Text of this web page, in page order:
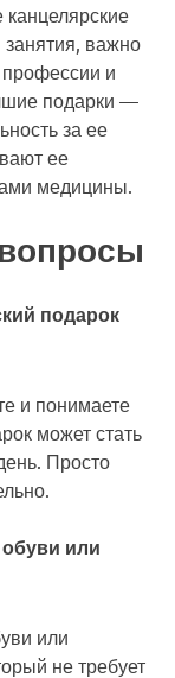
занятия, важно
профессии и
подарки —
за ее
ее
медицины.
подарок
и понимаете
может стать
Просто
или
или
не требует